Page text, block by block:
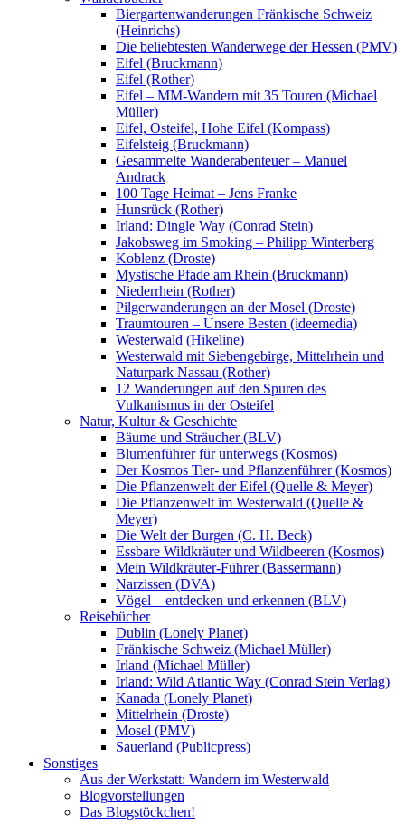
Biergartenwanderungen Fränkische Schweiz
(Heinrichs)
Die beliebtesten Wanderwege der Hessen (PMV)
Eifel (Bruckmann)
Eifel (Rother)
Eifel – MM-Wandern mit 35 Touren (Michael
Müller)
Eifel, Osteifel, Hohe Eifel (Kompass)
Eifelsteig (Bruckmann)
Gesammelte Wanderabenteuer – Manuel
Andrack
100 Tage Heimat – Jens Franke
Hunsrück (Rother)
Irland: Dingle Way (Conrad Stein)
Jakobsweg im Smoking – Philipp Winterberg
Koblenz (Droste)
Mystische Pfade am Rhein (Bruckmann)
Niederrhein (Rother)
Pilgerwanderungen an der Mosel (Droste)
Traumtouren – Unsere Besten (ideemedia)
Westerwald (Hikeline)
Westerwald mit Siebengebirge, Mittelrhein und
Naturpark Nassau (Rother)
12 Wanderungen auf den Spuren des
Vulkanismus in der Osteifel
Natur, Kultur & Geschichte
Bäume und Sträucher (BLV)
Blumenführer für unterwegs (Kosmos)
Der Kosmos Tier- und Pflanzenführer (Kosmos)
Die Pflanzenwelt der Eifel (Quelle & Meyer)
Die Pflanzenwelt im Westerwald (Quelle &
Meyer)
Die Welt der Burgen (C. H. Beck)
Essbare Wildkräuter und Wildbeeren (Kosmos)
Mein Wildkräuter-Führer (Bassermann)
Narzissen (DVA)
Vögel – entdecken und erkennen (BLV)
Reisebücher
Dublin (Lonely Planet)
Fränkische Schweiz (Michael Müller)
Irland (Michael Müller)
Irland: Wild Atlantic Way (Conrad Stein Verlag)
Kanada (Lonely Planet)
Mittelrhein (Droste)
Mosel (PMV)
Sauerland (Publicpress)
Sonstiges
Aus der Werkstatt: Wandern im Westerwald
Blogvorstellungen
Das Blogstöckchen!